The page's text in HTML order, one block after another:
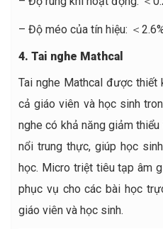
– Độ méo của tín hiệu: ＜
4. Tai nghe Mathcal
Tai nghe Mathcal được
cả giáo viên và học sinh
nghe có khả năng giảm
nổi trung thực, giúp học
học. Micro triệt tiêu tạp âm
phục vụ cho các bài học
giáo viên và học sinh.